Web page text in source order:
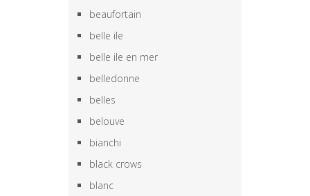
beaufortain
belle ile
belle ile en mer
belledonne
belles
belouve
bianchi
black crows
blanc